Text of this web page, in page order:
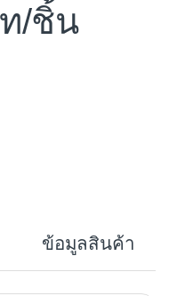
/ชิ้น
ข้อมูลสินค้า